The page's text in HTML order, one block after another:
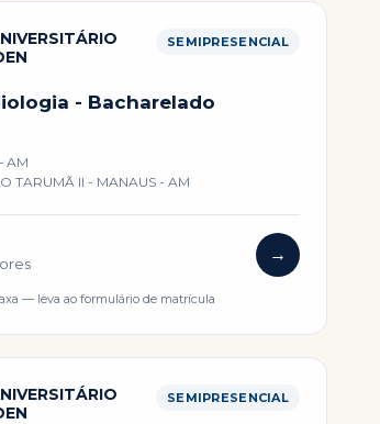
SEMIPRESENCIAL
- Bacharelado
AM
TARUMÃ II - MANAUS - AM
→
— leva ao formulário de matrícula
SEMIPRESENCIAL